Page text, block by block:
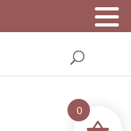
0